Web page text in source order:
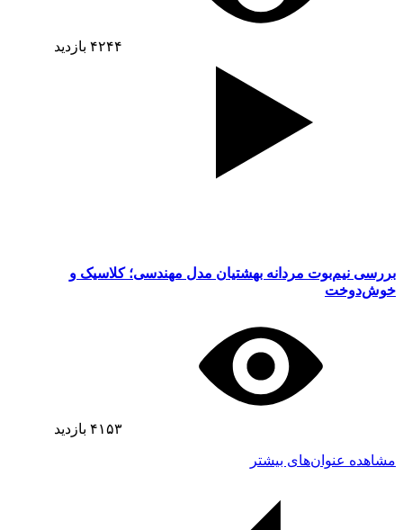
۴۲۴۴ بازدید
بررسی نیم‌بوت مردانه بهشتیان مدل مهندسی؛ کلاسیک و
خوش‌دوخت
۴۱۵۳ بازدید
مشاهده عنوان‌های بیشتر